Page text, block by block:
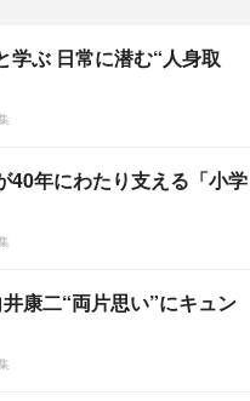
学ぶ 日常に潜む“人身取
40年にわたり支える「小学
康二“両片思い”にキュン